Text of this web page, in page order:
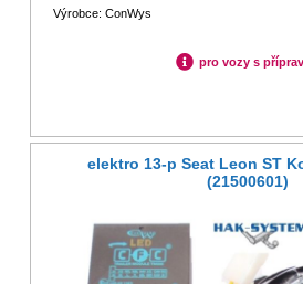
Výrobce: ConWys
pro vozy s
elektro 13-p Seat Leon ST
(21500601)